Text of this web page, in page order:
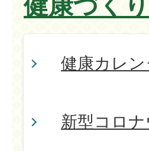
健康づく
健康カレ
新型コロ